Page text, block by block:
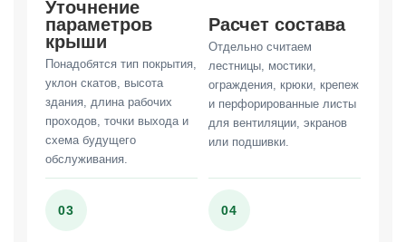
Уточнение
параметров
крыши
Понадобятся тип покрытия,
уклон скатов, высота
здания, длина рабочих
проходов, точки выхода и
схема будущего
обслуживания.
Расчет состава
Отдельно считаем
лестницы, мостики,
ограждения, крюки, крепеж
и перфорированные листы
для вентиляции, экранов
или подшивки.
03 04